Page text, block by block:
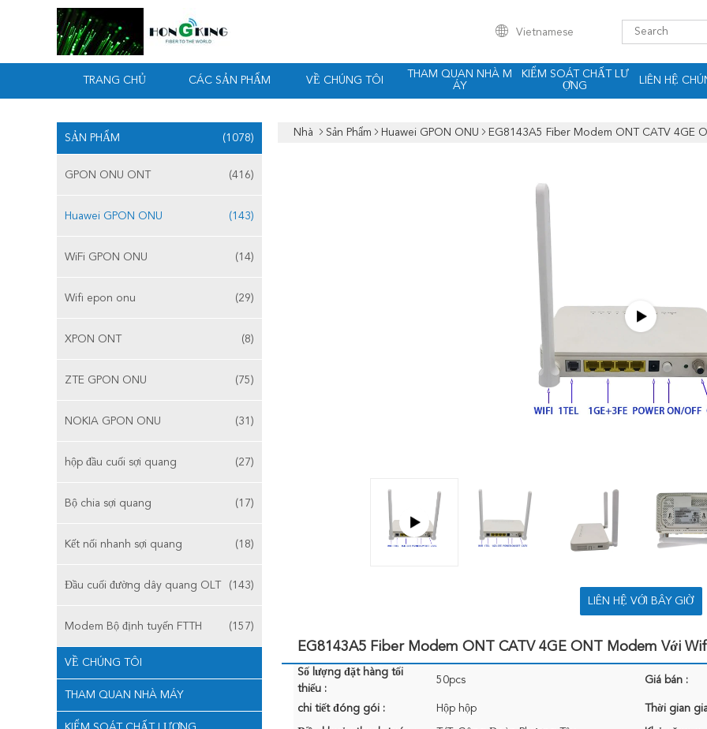
Vietnamese
TRANG CHỦ CÁC SẢN PHẨM VỀ CHÚNG TÔI
THAM QUAN NHÀ M
ÁY
KIỂM SOÁT CHẤT LƯ
ỢNG
LIÊN HỆ
SẢN PHẨM (1078)
GPON ONU ONT (416)
Huawei GPON ONU (143)
WiFi GPON ONU (14)
Wifi epon onu (29)
XPON ONT (8)
ZTE GPON ONU (75)
NOKIA GPON ONU (31)
hộp đầu cuối sợi quang (27)
Bộ chia sợi quang (17)
Kết nối nhanh sợi quang (18)
Đầu cuối đường dây quang OLT (143)
Modem Bộ định tuyến FTTH (157)
VỀ CHÚNG TÔI
THAM QUAN NHÀ MÁY
Nhà Sản Phẩm Huawei GPON ONU EG8143A5 Fiber Modem ONT CATV 4GE
LIÊN HỆ VỚI BÂY GIỜ
EG8143A5 Fiber Modem ONT CATV 4GE ONT Modem Với
Số lượng đặt hàng tối
thiểu :
50pcs Giá bán :
chi tiết đóng gói : Hộp hộp Thời gian